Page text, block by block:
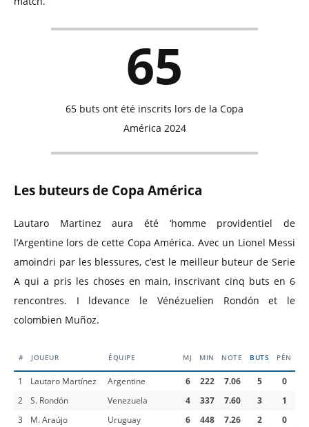
65
65 buts ont été inscrits lors de la Copa
América 2024
Les buteurs de Copa América
Lautaro Martinez aura été ‘homme providentiel de
l’Argentine lors de cette Copa América. Avec un Lionel Messi
amoindri par les blessures, c’est le meilleur buteur de Serie
A qui a pris les choses en main, inscrivant cinq buts en 6
rencontres. I ldevance le Vénézuelien Rondón et le
colombien Muñoz.
# JOUEUR ÉQUIPE MJ MIN NOTE BUTS PÉN
1 Lautaro Martínez Argentine 6 222 7.06 5
0
2
S. Rondón Venezuela 4 337 7.60 3
1
3
M. Araújo Uruguay 6 448 7.26 2
0